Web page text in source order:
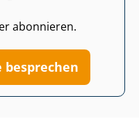
abonnieren.